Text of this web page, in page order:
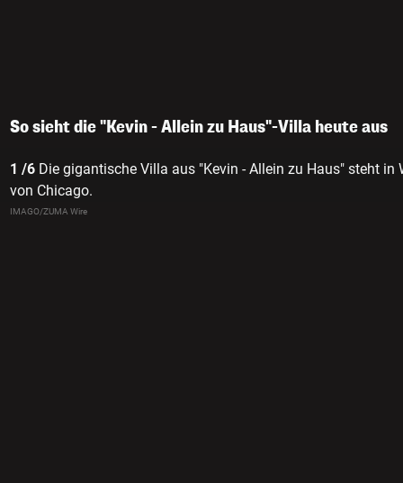
So sieht die "Kevin - Allein zu Haus"-Villa heute aus
1 /6 Die gigantische Villa aus "Kevin - Allein zu Haus" steht in
von Chicago.
IMAGO/ZUMA Wire